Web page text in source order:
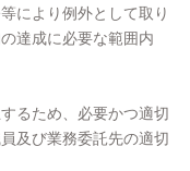
により例外として取り
達成に必要な範囲内
るため、必要かつ適切
及び業務委託先の適切